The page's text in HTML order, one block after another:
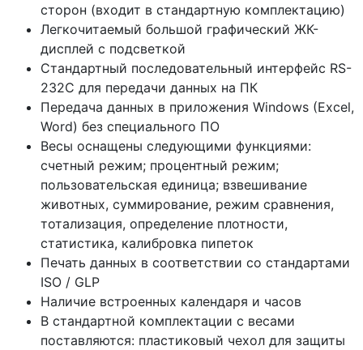
сторон (входит в стандартную комплектацию)
Легкочитаемый большой графический ЖК-
дисплей с подсветкой
Стандартный последовательный интерфейс RS-
232С для передачи данных на ПК
Передача данных в приложения Windows (Excel,
Word) без специального ПО
Весы оснащены следующими функциями:
счетный режим; процентный режим;
пользовательская единица; взвешивание
животных, суммирование, режим сравнения,
тотализация, определение плотности,
статистика, калибровка пипеток
Печать данных в соответствии со стандартами
ISO / GLP
Наличие встроенных календаря и часов
В стандартной комплектации с весами
поставляются: пластиковый чехол для защиты